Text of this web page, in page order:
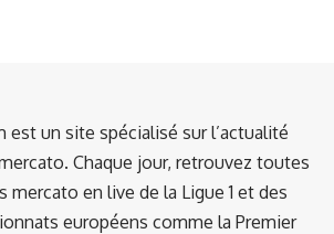
un site spécialisé sur l’actualité
Chaque jour, retrouvez toutes
mercato en live de la Ligue 1 et des
européens comme la Premier